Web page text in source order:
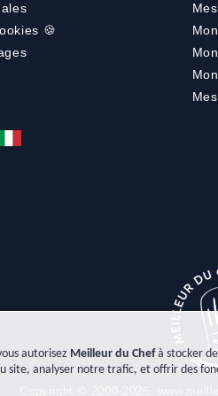
🍪
autorisez Meilleur du Chefà stocker
site, analyser notre trafic, et offrir des